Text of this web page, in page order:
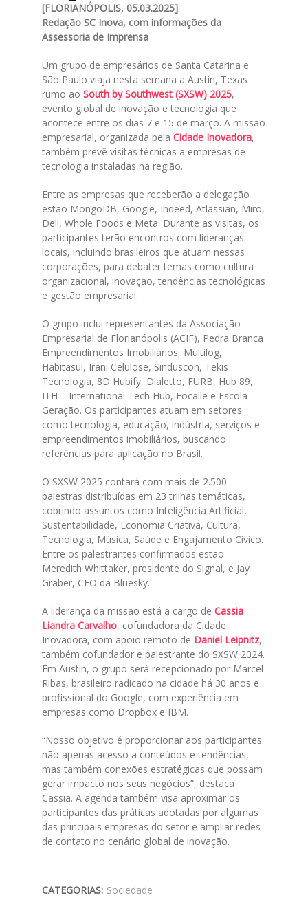
[FLORIANÓPOLIS, 05.03.2025]
Redação SC Inova, com informações da
Assessoria de Imprensa
Um grupo de empresários de Santa Catarina e
São Paulo viaja nesta semana a Austin, Texas
rumo ao South by Southwest (SXSW) 2025,
evento global de inovação e tecnologia que
acontece entre os dias 7 e 15 de março. A missão
empresarial, organizada pela Cidade Inovadora,
também prevê visitas técnicas a empresas de
tecnologia instaladas na região.
Entre as empresas que receberão a delegação
estão MongoDB, Google, Indeed, Atlassian, Miro,
Dell, Whole Foods e Meta. Durante as visitas, os
participantes terão encontros com lideranças
locais, incluindo brasileiros que atuam nessas
corporações, para debater temas como cultura
organizacional, inovação, tendências tecnológicas
e gestão empresarial.
O grupo inclui representantes da Associação
Empresarial de Florianópolis (ACIF), Pedra Branca
Empreendimentos Imobiliários, Multilog,
Habitasul, Irani Celulose, Sinduscon, Tekis
Tecnologia, 8D Hubify, Dialetto, FURB, Hub 89,
ITH – International Tech Hub, Focalle e Escola
Geração. Os participantes atuam em setores
como tecnologia, educação, indústria, serviços e
empreendimentos imobiliários, buscando
referências para aplicação no Brasil.
O SXSW 2025 contará com mais de 2.500
palestras distribuídas em 23 trilhas temáticas,
cobrindo assuntos como Inteligência Artificial,
Sustentabilidade, Economia Criativa, Cultura,
Tecnologia, Música, Saúde e Engajamento Cívico.
Entre os palestrantes confirmados estão
Meredith Whittaker, presidente do Signal, e Jay
Graber, CEO da Bluesky.
A liderança da missão está a cargo de Cassia
Liandra Carvalho, cofundadora da Cidade
Inovadora, com apoio remoto de Daniel Leipnitz,
também cofundador e palestrante do SXSW 2024.
Em Austin, o grupo será recepcionado por Marcel
Ribas, brasileiro radicado na cidade há 30 anos e
profissional do Google, com experiência em
empresas como Dropbox e IBM.
“Nosso objetivo é proporcionar aos participantes
não apenas acesso a conteúdos e tendências,
mas também conexões estratégicas que possam
gerar impacto nos seus negócios”, destaca
Cassia. A agenda também visa aproximar os
participantes das práticas adotadas por algumas
das principais empresas do setor e ampliar redes
de contato no cenário global de inovação.
CATEGORIAS: Sociedade